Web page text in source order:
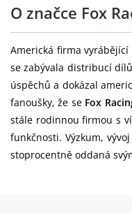
O značce Fox
Americká firma
se zabývala distribucí
úspěchů a dokázal
fanoušky, že se Fox
stále rodinnou firmou s
funkčnosti. Výzkum,
stoprocentně oddaná